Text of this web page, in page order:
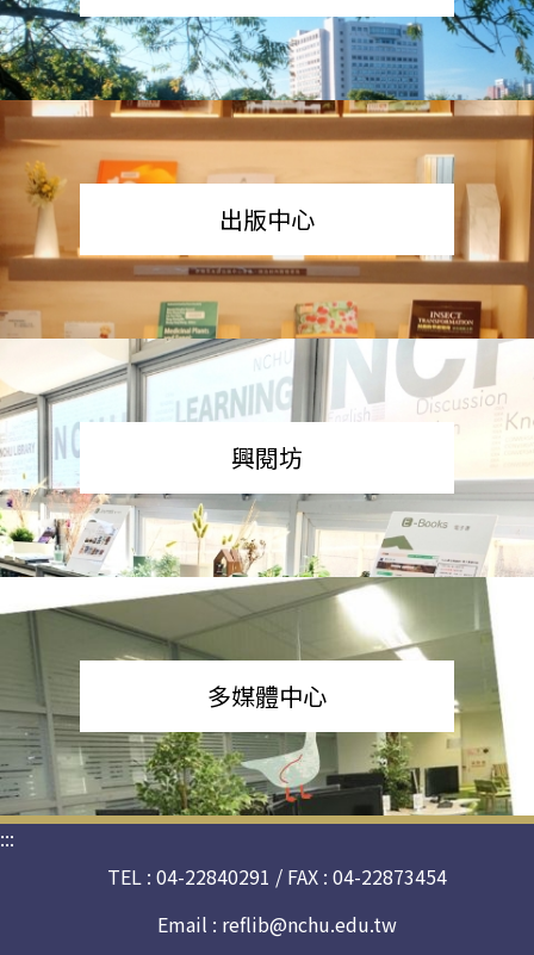
出版中心
興閱坊
多媒體中心
:::
TEL : 04-22840291 / FAX : 04-22873454
Email : reflib@nchu.edu.tw